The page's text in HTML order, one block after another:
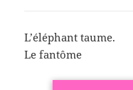
L’éléphant taume.
Le fantôme